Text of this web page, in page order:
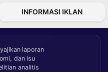
INFORMASI IKLAN
laporan
dan isu
analitis